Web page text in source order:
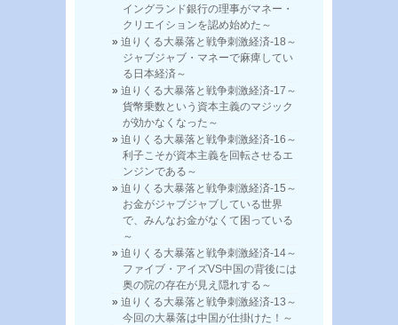
イングランド銀行の理事がマネー・
クリエイションを認め始めた～
迫りくる大暴落と戦争刺激経済-18～
ジャブジャブ・マネーで麻痺してい
る日本経済～
迫りくる大暴落と戦争刺激経済-17～
貨幣乗数という資本主義のマジック
が効かなくなった～
迫りくる大暴落と戦争刺激経済-16～
利子こそが資本主義を回転させるエ
ンジンである～
迫りくる大暴落と戦争刺激経済-15～
お金がジャブジャブしている世界
で、みんなお金がなくて困っている
～
迫りくる大暴落と戦争刺激経済-14～
ファイブ・アイズVS中国の背後には
奥の院の存在が見え隠れする～
迫りくる大暴落と戦争刺激経済-13～
今回の大暴落は中国が仕掛けた！～